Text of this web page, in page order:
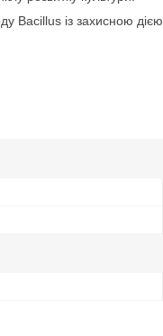
Bacillus із захисною дією.